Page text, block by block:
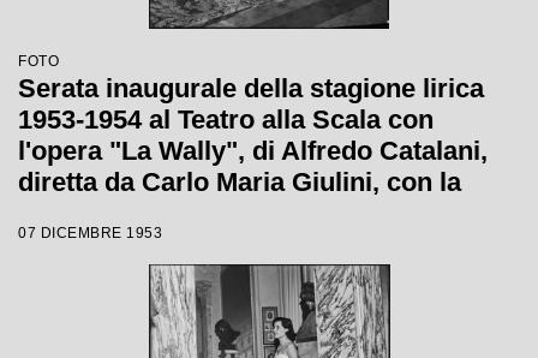
FOTO
Serata inaugurale della stagione lirica
1953-1954 al Teatro alla Scala con
l'opera "La Wally", di Alfredo Catalani,
diretta da Carlo Maria Giulini, con la
07 DICEMBRE 1953